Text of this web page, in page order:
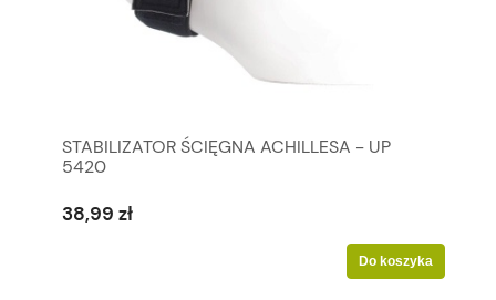
STABILIZATOR ŚCIĘGNA ACHILLESA - UP
5420
38,99 zł
Do koszyka